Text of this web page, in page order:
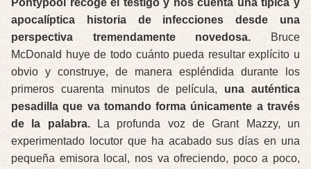
Pontypool recoge el testigo y nos cuenta una típica y
apocalíptica historia de infecciones desde una
perspectiva tremendamente novedosa. Bruce
McDonald huye de todo cuánto pueda resultar explícito u
obvio y construye, de manera espléndida durante los
primeros cuarenta minutos de película, una auténtica
pesadilla que va tomando forma únicamente a través
de la palabra.La profunda voz de Grant Mazzy, un
experimentado locutor que ha acabado sus días en una
pequeña emisora local, nos va ofreciendo, poco a poco,